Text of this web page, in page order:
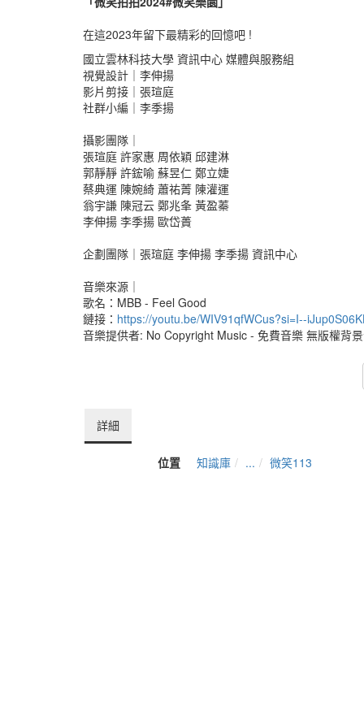
在這2023年留下最精彩的回憶吧 !
國立雲林科技大學 資訊中心 媒體與服務組
視覺設計｜李伸揚
影片剪接｜張瑄庭
社群小編｜李季揚
攝影團隊｜
張瑄庭 許家惠 周依穎 邱建淋
郭靜靜 許鋐喻 蘇昱仁 鄭立婕
蔡典運 陳婉綺 蕭祐菁 陳灌運
翁宇謙 陳冠云 鄭兆夆 黃盈蓁
李伸揚 李季揚 歐岱蕢
企劃團隊｜張瑄庭 李伸揚 李季揚 資訊中心
音樂來源｜
歌名：MBB - Feel Good
鏈接： https://youtu.be/WIV91qfWCus?si=I--
音樂提供者: No Copyright Music - 免費音樂 無版權背
詳細
位置 知識庫 ...
微笑113